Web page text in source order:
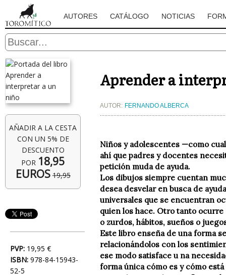
AUTORES CATÁLOGO NOTICIAS
AÑADIR A LA CESTA
CON UN 5% DE
DESCUENTO
POR 18,95
EUROS 19,95
PVP: 19,95 €
ISBN: 978-84-15943-
52-5
Aprender a
AUTOR: FERNANDO ALBERCA
Niños y adolescentes —como
ahí que padres y docentes
petición muda de ayuda.
Los dibujos siempre cuentan
desea desvelar en busca de
universales que se encuentran
quien los hace. Otro tanto
o zurdos, hábitos, sueños o
Este libro enseña de una forma
relacionándolos con los
ese modo satisface u na
forma única cómo es y cómo